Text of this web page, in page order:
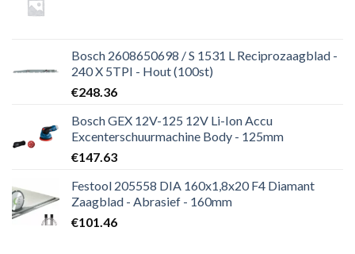
Bosch 2608650698 / S 1531 L Reciprozaagblad -
240 X 5TPI - Hout (100st)
€248.36
Bosch GEX 12V-125 12V Li-Ion Accu
Excenterschuurmachine Body - 125mm
€147.63
Festool 205558 DIA 160x1,8x20 F4 Diamant
Zaagblad - Abrasief - 160mm
€101.46